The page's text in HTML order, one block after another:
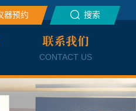
器预约 搜索
联系我们
CONTACT US